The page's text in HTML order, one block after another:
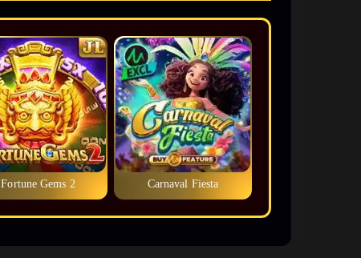
Fortune Gems 2 Carnaval Fiesta